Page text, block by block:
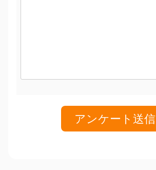
アンケート送信